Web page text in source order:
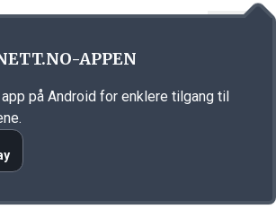
APPEN
på Android for enklere tilgang til